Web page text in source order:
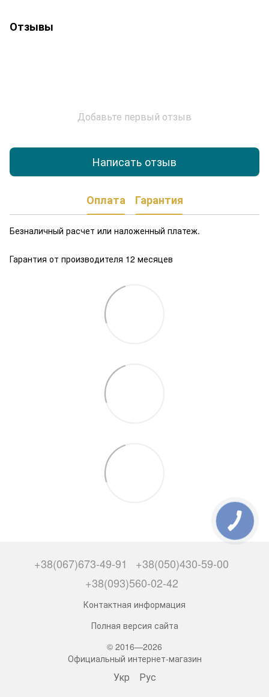
Отзывы
Добавьте первый отзыв
Написать отзыв
Оплата Гарантия
Безналичный расчет или наложенный платеж.
Гарантия от производителя 12 месяцев
+38(067)673-49-91
+38(050)430-59-00
+38(093)560-02-42
Контактная информация
Полная версия сайта
© 2016—2026
Официальный интернет-магазин
Укр Рус